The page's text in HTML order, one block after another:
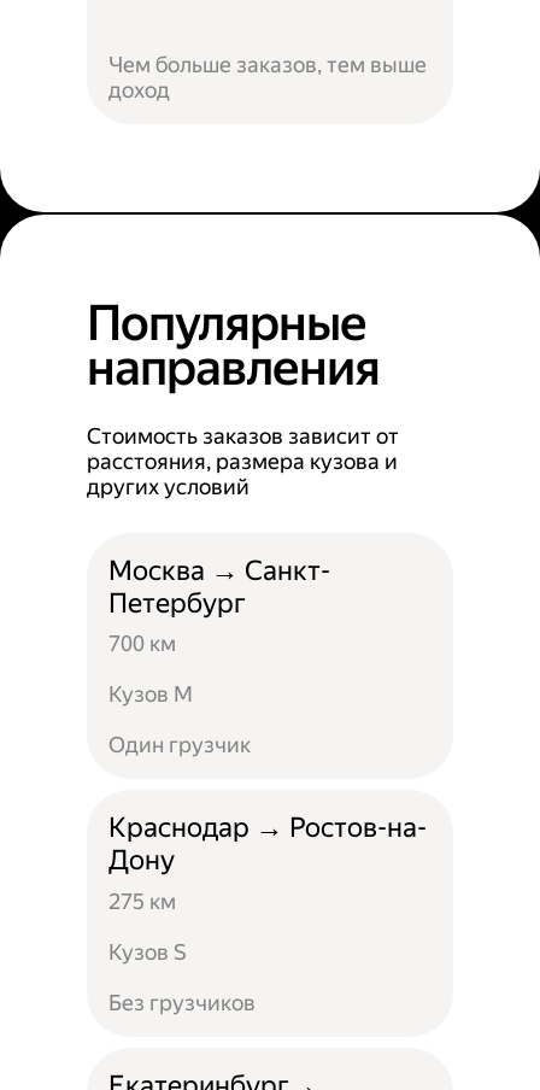
Чем больше заказов, тем выше
доход
Популярные
направления
Стоимость заказов зависит от
расстояния, размера кузова и
других условий
Москва → Санкт-
Петербург
700 км
Кузов M
Один грузчик
Краснодар → Ростов-на-
Дону
275 км
Кузов S
Без грузчиков